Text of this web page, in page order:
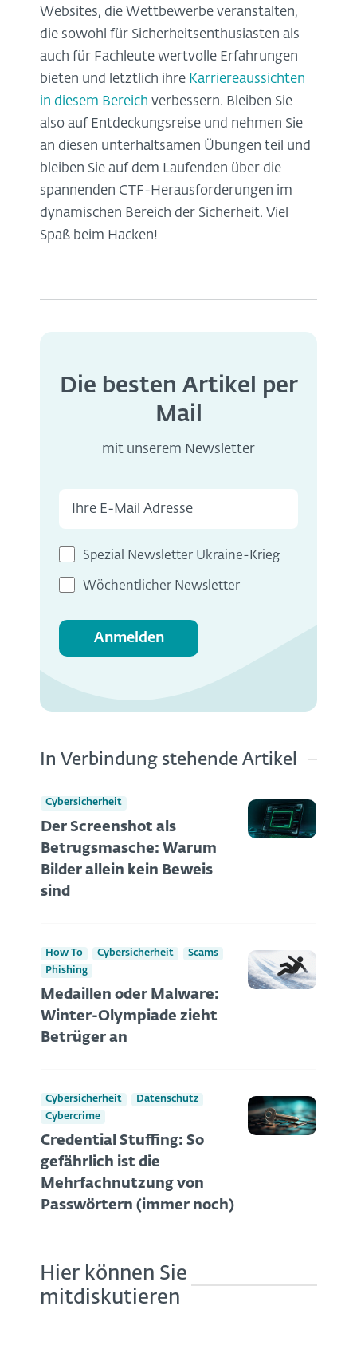
Websites, die Wettbewerbe veranstalten,
die sowohl für Sicherheitsenthusiasten als
auch für Fachleute wertvolle Erfahrungen
bieten und letztlich ihre Karriereaussichten
in diesem Bereich verbessern. Bleiben Sie
also auf Entdeckungsreise und nehmen Sie
an diesen unterhaltsamen Übungen teil und
bleiben Sie auf dem Laufenden über die
spannenden CTF-Herausforderungen im
dynamischen Bereich der Sicherheit. Viel
Spaß beim Hacken!
Die besten Artikel per
Mail
mit unserem Newsletter
Spezial Newsletter Ukraine-Krieg
Wöchentlicher Newsletter
Anmelden
In Verbindung stehende Artikel
Cybersicherheit
Der Screenshot als
Betrugsmasche: Warum
Bilder allein kein Beweis
sind
How To Cybersicherheit
Scams
Phishing
Medaillen oder Malware:
Winter-Olympiade zieht
Betrüger an
Cybersicherheit
Datenschutz
Cybercrime
Credential Stuffing: So
gefährlich ist die
Mehrfachnutzung von
Passwörtern (immer noch)
Hier können Sie
mitdiskutieren